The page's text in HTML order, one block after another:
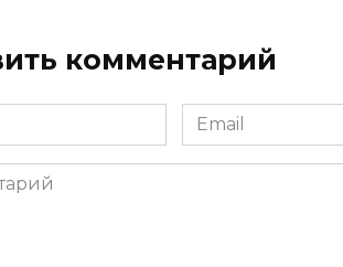
комментарий
Email
*